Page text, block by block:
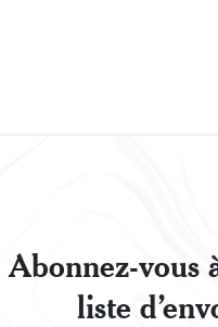
Abonnez-vous
liste